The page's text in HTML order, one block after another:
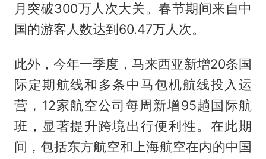
月突破300万人次大关。春节期间来自中
国的游客人数达到60.47万人次。
此外，今年一季度，马来西亚新增20条国
际定期航线和多条中马包机航线投入运
营，12家航空公司每周新增95趟国际航
班，显著提升跨境出行便利性。在此期
间，包括东方航空和上海航空在内的中国